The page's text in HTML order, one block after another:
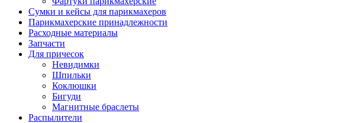
Сумки и кейсы для парикмахеров
Парикмахерские принадлежности
Расходные материалы
Запчасти
Для причесок
Невидимки
Шпильки
Коклюшки
Бигуди
Магнитные браслеты
Распылители